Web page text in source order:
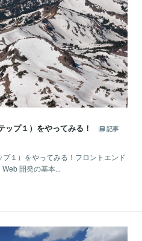
プ１）をやってみる！
記事
１）をやってみる！フロントエンド
開発の基本...